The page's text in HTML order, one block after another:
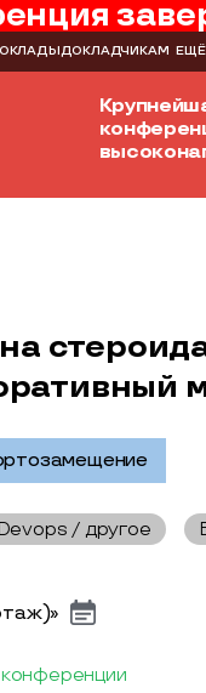
ДОКЛАДЧИКАМ ЕЩЁ
Devops / другое